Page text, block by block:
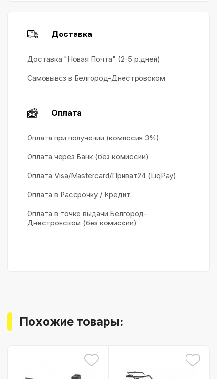
Доставка
Доставка "Новая Почта" (2-5 р.дней)
Самовывоз в Белгород-Днестровском
Оплата
Оплата при получении (комиссия 3%)
Оплата через Банк (без комиссии)
Оплата Visa/Mastercard/Приват24 (LiqPay)
Оплата в Рассрочку / Кредит
Оплата в точке выдачи Белгород-
Днестровском (без комиссии)
Похожие товары: